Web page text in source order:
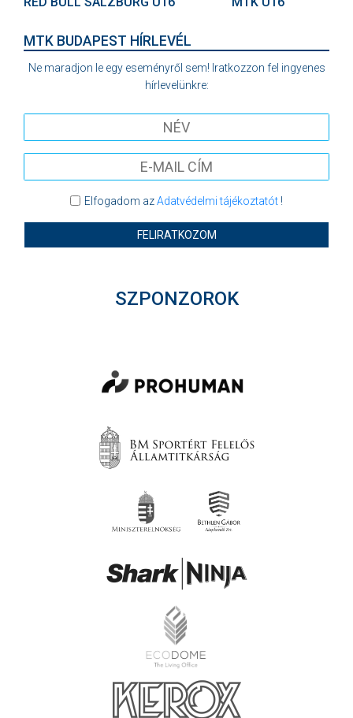
MTK BUDAPEST HÍRLEVÉL
Ne maradjon le egy eseményről sem! Iratkozzon fel ingyenes
hírlevelünkre:
Elfogadom azAdatvédelmi tájékoztatót!
FELIRATKOZOM
SZPONZOROK